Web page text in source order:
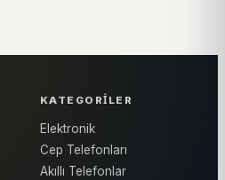
KATEGORILER
Elektronik
Cep Telefonları
Akıllı Telefonlar